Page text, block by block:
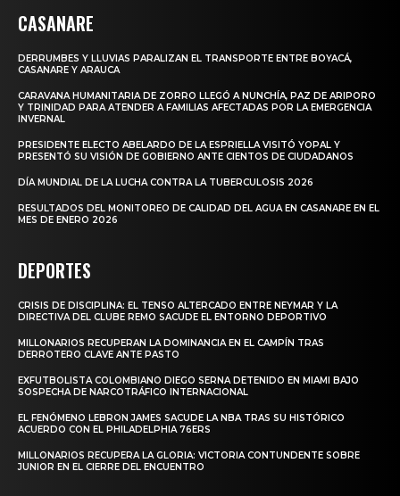
CASANARE
DERRUMBES Y LLUVIAS PARALIZAN EL TRANSPORTE ENTRE BOYACÁ,
CASANARE Y ARAUCA
CARAVANA HUMANITARIA DE ZORRO LLEGÓ A NUNCHÍA, PAZ DE ARIPORO
Y TRINIDAD PARA ATENDER A FAMILIAS AFECTADAS POR LA EMERGENCIA
INVERNAL
PRESIDENTE ELECTO ABELARDO DE LA ESPRIELLA VISITÓ YOPAL Y
PRESENTÓ SU VISIÓN DE GOBIERNO ANTE CIENTOS DE CIUDADANOS
DÍA MUNDIAL DE LA LUCHA CONTRA LA TUBERCULOSIS 2026
RESULTADOS DEL MONITOREO DE CALIDAD DEL AGUA EN CASANARE EN EL
MES DE ENERO 2026
DEPORTES
CRISIS DE DISCIPLINA: EL TENSO ALTERCADO ENTRE NEYMAR Y LA
DIRECTIVA DEL CLUBE REMO SACUDE EL ENTORNO DEPORTIVO
MILLONARIOS RECUPERAN LA DOMINANCIA EN EL CAMPÍN TRAS
DERROTERO CLAVE ANTE PASTO
EXFUTBOLISTA COLOMBIANO DIEGO SERNA DETENIDO EN MIAMI BAJO
SOSPECHA DE NARCOTRÁFICO INTERNACIONAL
EL FENÓMENO LEBRON JAMES SACUDE LA NBA TRAS SU HISTÓRICO
ACUERDO CON EL PHILADELPHIA 76ERS
MILLONARIOS RECUPERA LA GLORIA: VICTORIA CONTUNDENTE SOBRE
JUNIOR EN EL CIERRE DEL ENCUENTRO